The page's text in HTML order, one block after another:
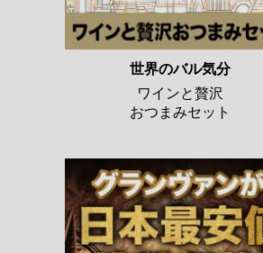
世界のバル気分
ワインと贅沢
おつまみセット